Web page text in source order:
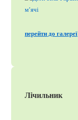
перейти до галереї
Лічильник